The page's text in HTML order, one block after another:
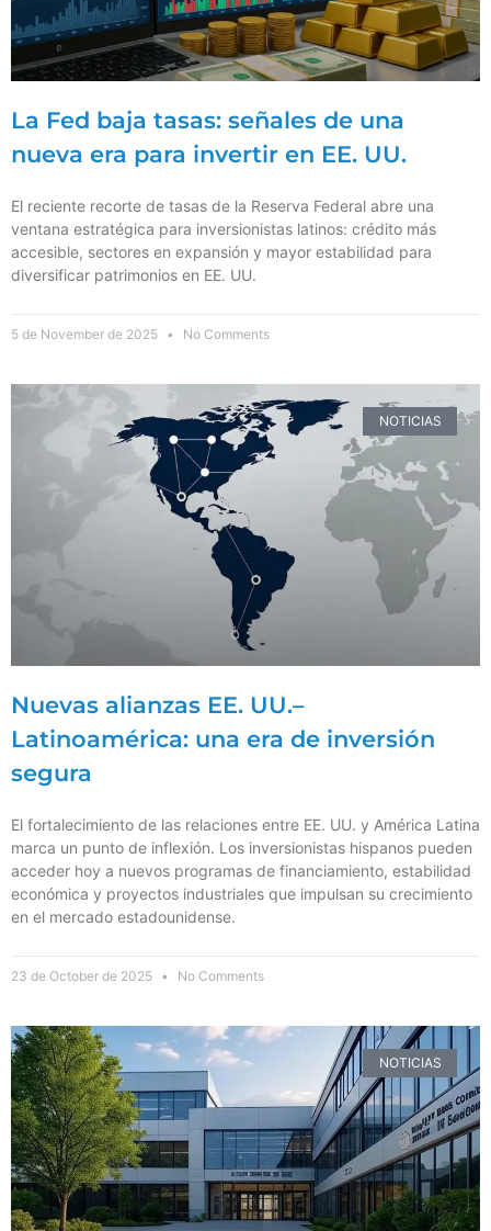
La Fed baja tasas: señales de una
nueva era para invertir en EE. UU.
El reciente recorte de tasas de la Reserva Federal abre una
ventana estratégica para inversionistas latinos: crédito más
accesible, sectores en expansión y mayor estabilidad para
diversificar patrimonios en EE. UU.
5 de November de 2025 No Comments
NOTICIAS
Nuevas alianzas EE. UU.–
Latinoamérica: una era de inversión
segura
El fortalecimiento de las relaciones entre EE. UU. y América Latina
marca un punto de inflexión. Los inversionistas hispanos pueden
acceder hoy a nuevos programas de financiamiento, estabilidad
económica y proyectos industriales que impulsan su crecimiento
en el mercado estadounidense.
23 de October de 2025 No Comments
NOTICIAS